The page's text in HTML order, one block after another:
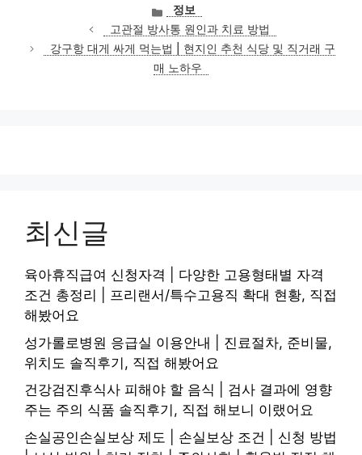
카
테
고
리
정보
고관절 방사통 원인과 치료 방법
강구항 대게 싸게 먹는법 | 현지인 추천 식당 및 직거래 구
매 노하우
최신글
육아휴직급여 신청자격 | 다양한 고용형태별 자격
조건 총정리 | 프리랜서/특수고용직 확대 현황, 직접
해봤어요
성가롤로병원 응급실 이용안내 | 진료절차, 준비물,
위치도 솔직후기, 직접 해봤어요
건강검진후식사 피해야 할 음식 | 검사 결과에 영향
주는 주의 식품 솔직후기, 직접 해보니 이랬어요
손실공인손실보상 제도 | 손실보상 조건 | 신청 방법